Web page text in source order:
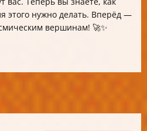
этого нужно делать. Вперёд —
вершинам! 🚀✨